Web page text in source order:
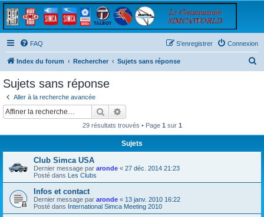
FAQ Connexion
S’enregistrer
Index du forum Rechercher Sujets sans réponse
Sujets sans réponse
Aller à la recherche avancée
Rechercher
29 résultats trouvés • Page 1 sur 1
Sujets
Club Simca USA
Dernier message par aronde « 27 déc. 2014 21:23
Posté dans Les Clubs
Infos et contact
Dernier message par aronde « 13 janv. 2010 16:22
Posté dans International Simca Meeting 2010